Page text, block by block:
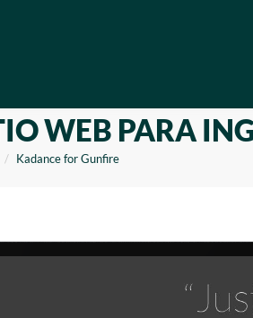
WEB PARA
Kadance for Gunfire